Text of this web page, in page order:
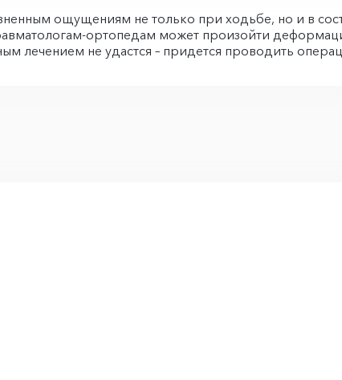
ощущениям не только при ходьбе, но и в
ортопедам может произойти
лечением не удастся – придется проводить